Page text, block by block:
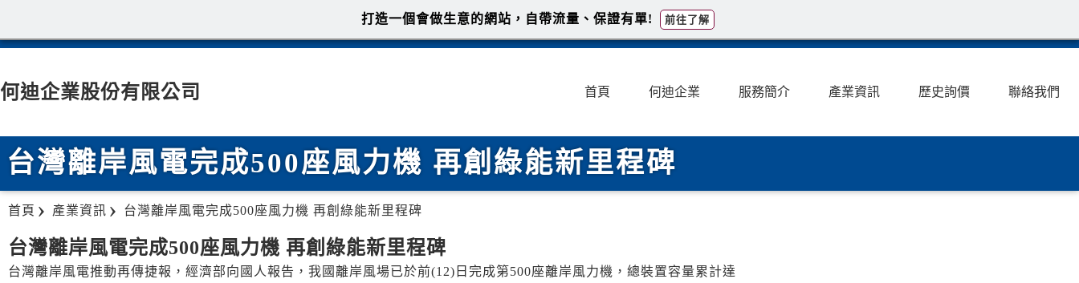
何迪企業股份有限公司 首頁 何迪企業 服務簡介 產業資訊 歷史詢價 聯絡我們
台灣離岸風電完成500座風力機 再創綠能新里程碑
首頁 產業資訊 台灣離岸風電完成500座風力機 再創綠能新里程碑
台灣離岸風電完成500座風力機 再創綠能新里程碑
台灣離岸風電推動再傳捷報，經濟部向國人報告，我國離岸風場已於前(12)日完成第500座離岸風力機，總裝置容量累計達
打造一個會做生意的網站，自帶流量、保證有單! 前往了解